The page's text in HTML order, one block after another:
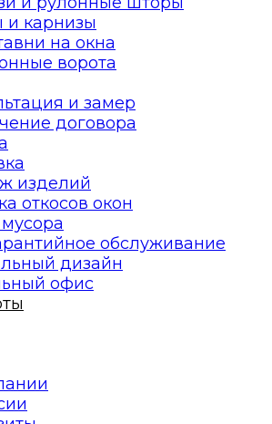
карнизы
на окна
ворота
и замер
договора
изделий
откосов окон
обслуживание
дизайн
офис